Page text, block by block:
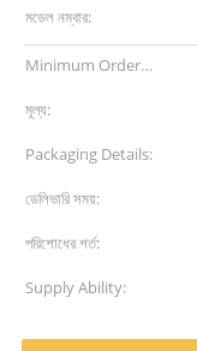
মডেল নম্বার:
Minimum Order
Quantity:
মূল্য:
Packaging Details:
ডেলিভারি সময়:
পরিশোধের শর্ত:
Supply Ability: